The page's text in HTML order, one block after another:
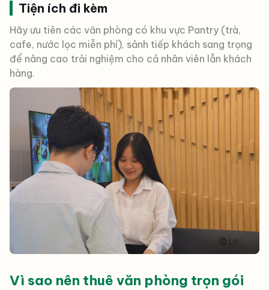
Tiện ích đi kèm
Hãy ưu tiên các văn phòng có khu vực Pantry (trà,
cafe, nước lọc miễn phí), sảnh tiếp khách sang trọng
để nâng cao trải nghiệm cho cả nhân viên lẫn khách
hàng.
Vì sao nên thuê văn phòng trọn gói